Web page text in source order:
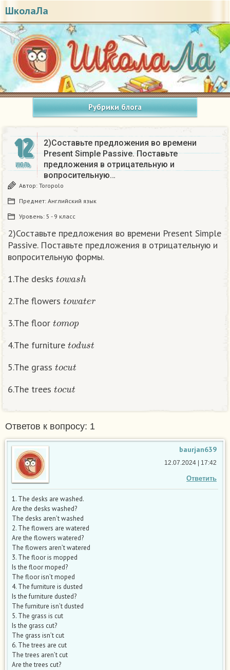
ШколаЛа
Рубрики блога
12
ИЮЛЬ
2)Составьте предложения во времени
Present Simple Passive. Поставьте
предложения в отрицательную и
вопросительную…
Автор: Toropolo
Предмет: Английский язык
Уровень: 5 - 9 класс
2)Составьте предложения во времени Present Simple
Passive. Поставьте предложения в отрицательную и
вопросительную формы.
1.The desks t h
2.The flowers t t
3.The floor t
4.The furniture t d t
5.The grass t t
6.The trees t t
Ответов к вопросу: 1
baurjan639
Ответить
12.07.2024 | 17:42
1. The desks are washed.
Are the desks washed?
The desks aren’t washed
2. The flowers are watered
Are the flowers watered?
The flowers aren’t watered
3. The floor is mopped
Is the floor moped?
The floor isn’t moped
4. The furniture is dusted
Is the furniture dusted?
The furniture isn’t dusted
5. The grass is cut
Is the grass cut?
The grass isn’t cut
6. The trees are cut
The trees aren’t cut
Are the trees cut?